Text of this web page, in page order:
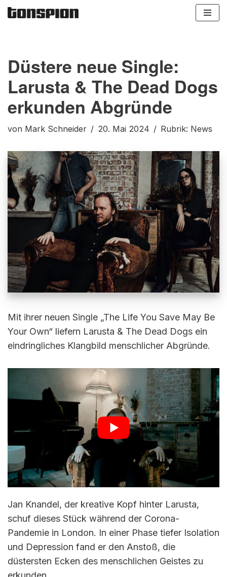
Düstere neue Single:
Larusta & The Dead Dogs
erkunden Abgründe
von Mark Schneider 20. Mai 2024 Rubrik: News
Mit ihrer neuen Single „The Life You Save May Be
Your Own“ liefern Larusta & The Dead Dogs ein
eindringliches Klangbild menschlicher Abgründe.
Jan Knandel, der kreative Kopf hinter Larusta,
schuf dieses Stück während der Corona-
Pandemie in London. In einer Phase tiefer Isolation
und Depression fand er den Anstoß, die
düstersten Ecken des menschlichen Geistes zu